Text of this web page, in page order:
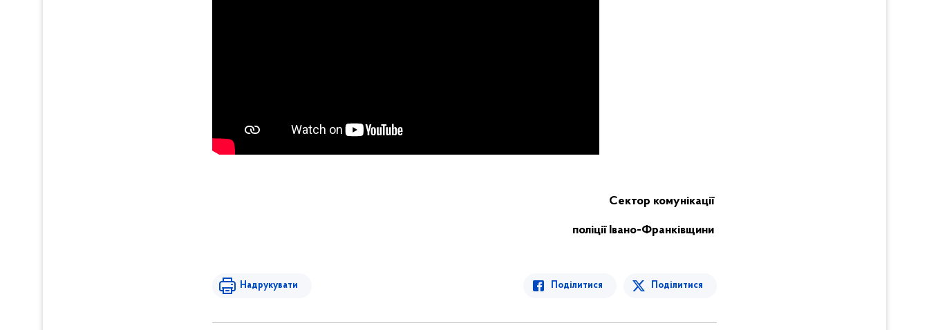
Сектор комунікації
поліції Івано-Франківщини
Надрукувати Поділитися Поділитися